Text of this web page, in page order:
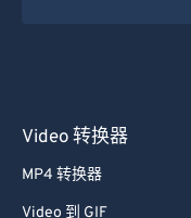
Video 转换器
MP4 转换器
Video 到 GIF